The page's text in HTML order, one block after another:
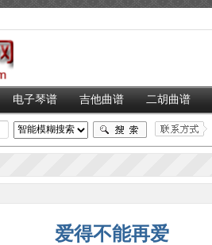
电子琴谱 吉他曲谱 二胡曲谱
爱得不能再爱